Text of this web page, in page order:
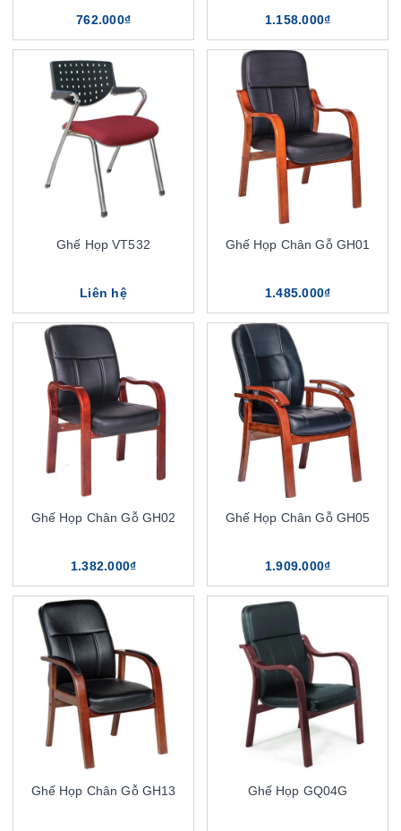
762.000₫ 1.158.000₫
Ghế Họp VT532
Liên hệ
Ghế Họp Chân Gỗ GH01
1.485.000₫
Ghế Họp Chân Gỗ GH02
1.382.000₫
Ghế Họp Chân Gỗ GH05
1.909.000₫
Ghế Họp Chân Gỗ GH13 Ghế Họp GQ04G